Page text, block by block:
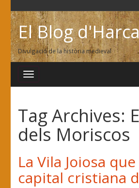
El Blog
Divulgació de la història medieval
Tag Archives:
dels Moriscos
La Vila Joiosa
capital cristiana